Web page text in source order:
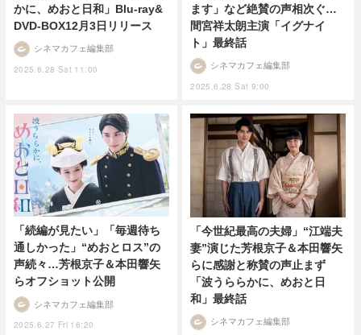
かに、めおと日和」Blu-ray&
DVD-BOX12月3日リリース
2025.6.28 Sat 11:00
シネマカフェ編集部
ます」など絶賛の声相次ぐ…
間宮祥太朗主演「イグナイ
ト」最終話
2025.6.28 Sat 9:00
シネマカフェ編集部
「続編が見たい」「毎週待ち
通しかった」“めおとロス”の
声続々…芳根京子＆本田響矢
らオフショット公開
2025.6.27 Fri 16:20
シネマカフェ編集部
「今世紀最高の夫婦」“江端夫
妻”演じた芳根京子＆本田響矢
らに感謝と称賛の声止まず
「波うららかに、めおと日
和」最終話
シネマカフェ編集部